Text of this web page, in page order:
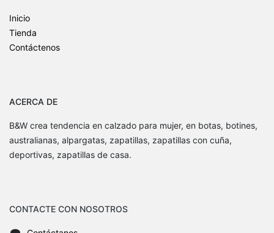
Inicio
Tienda
Contáctenos
ACERCA DE
B&W crea tendencia en calzado para mujer, en botas, botines,
australianas, alpargatas, zapatillas, zapatillas con cuña,
deportivas, zapatillas de casa.
CONTACTE CON NOSOTROS